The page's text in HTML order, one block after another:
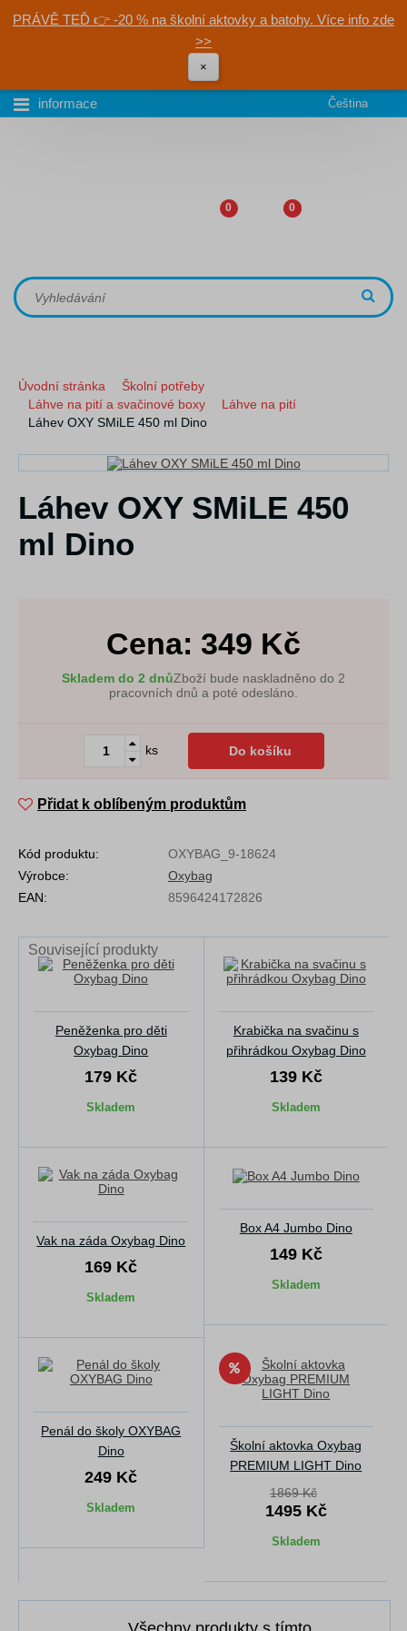
PRÁVĚ TEĎ 👉 -20 % na školní aktovky a batohy. Více info zde
>>
×
informace Čeština
0 0
Úvodní stránka
Školní potřeby
Láhve na pití a svačinové boxy
Láhve na pití
Láhev OXY SMiLE 450 ml Dino
Láhev OXY SMiLE 450
ml Dino
Cena: 349 Kč
Skladem do 2 dnůZboží bude naskladněno do 2
pracovních dnů a poté odesláno.
ks Do košíku
Přidat k oblíbeným produktům
Kód produktu:
OXYBAG_9-18624
Výrobce:
Oxybag
EAN:
8596424172826
Související produkty
Peněženka pro děti
Oxybag Dino
179 Kč
Skladem
Krabička na svačinu s
přihrádkou Oxybag Dino
139 Kč
Skladem
Vak na záda Oxybag Dino
169 Kč
Skladem
Box A4 Jumbo Dino
149 Kč
Skladem
Penál do školy OXYBAG
Dino
249 Kč
Skladem
Školní aktovka Oxybag
PREMIUM LIGHT Dino
1869 Kč
1495 Kč
Skladem